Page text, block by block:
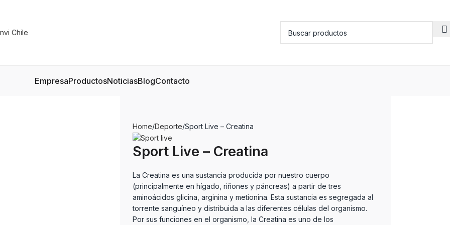
EmpresaProductosNoticiasBlogContacto
Home Deporte Sport Live – Creatina
Sport Live – Creatina
La Creatina es una sustancia producida por nuestro cuerpo
(principalmente en hígado, riñones y páncreas) a partir de tres
aminoácidos glicina, arginina y metionina. Esta sustancia es segregada al
torrente sanguíneo y distribuida a las diferentes células del organismo.
Por sus funciones en el organismo, la Creatina es uno de los